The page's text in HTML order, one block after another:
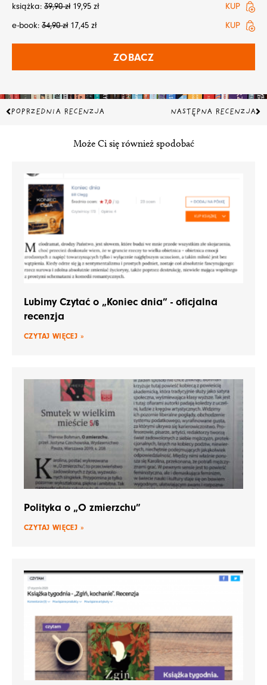
książka: 39,90zł 19,95 zł
KUP
e-book: 34,90zł 17,45 zł KUP
ZOBACZ
Prev
POPRZEDNIA RECENZJA NASTĘPNA RECENZJA
Może Ci się również spodobać
Lubimy Czytać o „Koniec dnia” - oficjalna
recenzja
CZYTAJ WIĘCEJ »
Polityka o „O zmierzchu”
CZYTAJ WIĘCEJ »